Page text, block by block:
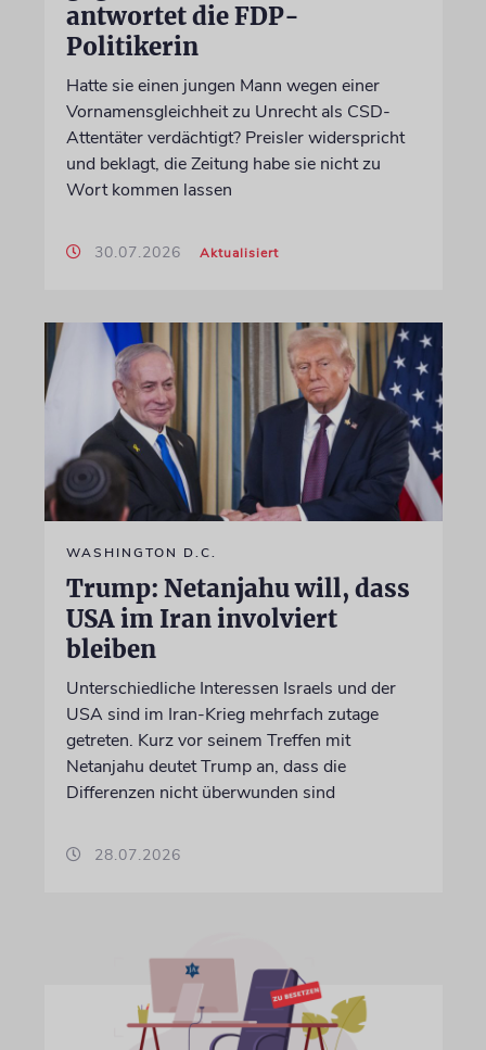
antwortet die FDP-
Politikerin
Hatte sie einen jungen Mann wegen einer
Vornamensgleichheit zu Unrecht als CSD-
Attentäter verdächtigt? Preisler widerspricht
und beklagt, die Zeitung habe sie nicht zu
Wort kommen lassen
30.07.2026 Aktualisiert
WASHINGTON D.C.
Trump: Netanjahu will, dass
USA im Iran involviert
bleiben
Unterschiedliche Interessen Israels und der
USA sind im Iran-Krieg mehrfach zutage
getreten. Kurz vor seinem Treffen mit
Netanjahu deutet Trump an, dass die
Differenzen nicht überwunden sind
28.07.2026